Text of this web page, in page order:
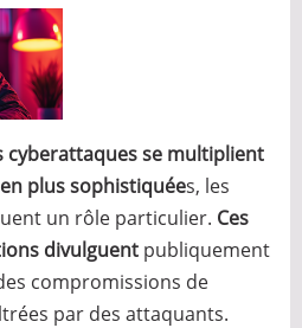
cyberattaques se multiplient
plus sophistiquées, les
un rôle particulier. Ces
divulguent publiquement
compromissions de
par des attaquants.